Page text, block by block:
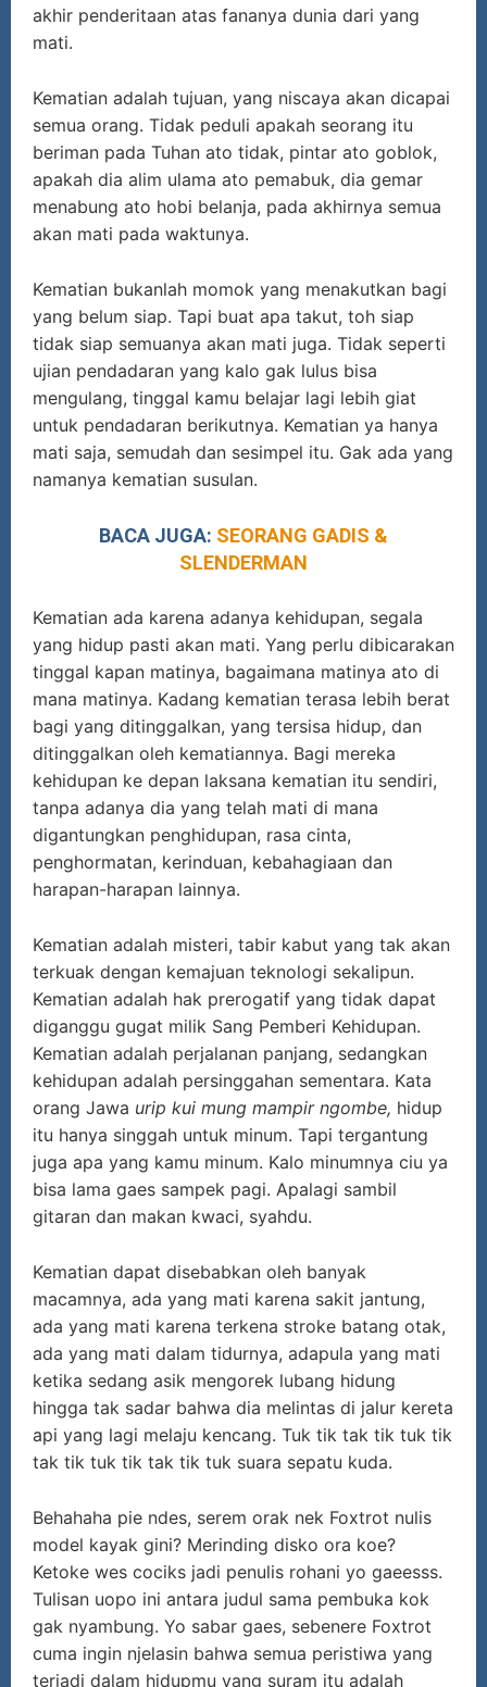
akhir penderitaan atas fananya dunia dari yang
mati.
Kematian adalah tujuan, yang niscaya akan dicapai
semua orang. Tidak peduli apakah seorang itu
beriman pada Tuhan ato tidak, pintar ato goblok,
apakah dia alim ulama ato pemabuk, dia gemar
menabung ato hobi belanja, pada akhirnya semua
akan mati pada waktunya.
Kematian bukanlah momok yang menakutkan bagi
yang belum siap. Tapi buat apa takut, toh siap
tidak siap semuanya akan mati juga. Tidak seperti
ujian pendadaran yang kalo gak lulus bisa
mengulang, tinggal kamu belajar lagi lebih giat
untuk pendadaran berikutnya. Kematian ya hanya
mati saja, semudah dan sesimpel itu. Gak ada yang
namanya kematian susulan.
BACA JUGA: SEORANG GADIS &
SLENDERMAN
Kematian ada karena adanya kehidupan, segala
yang hidup pasti akan mati. Yang perlu dibicarakan
tinggal kapan matinya, bagaimana matinya ato di
mana matinya. Kadang kematian terasa lebih berat
bagi yang ditinggalkan, yang tersisa hidup, dan
ditinggalkan oleh kematiannya. Bagi mereka
kehidupan ke depan laksana kematian itu sendiri,
tanpa adanya dia yang telah mati di mana
digantungkan penghidupan, rasa cinta,
penghormatan, kerinduan, kebahagiaan dan
harapan-harapan lainnya.
Kematian adalah misteri, tabir kabut yang tak akan
terkuak dengan kemajuan teknologi sekalipun.
Kematian adalah hak prerogatif yang tidak dapat
diganggu gugat milik Sang Pemberi Kehidupan.
Kematian adalah perjalanan panjang, sedangkan
kehidupan adalah persinggahan sementara. Kata
orang Jawa urip kui mung mampir ngombe, hidup
itu hanya singgah untuk minum. Tapi tergantung
juga apa yang kamu minum. Kalo minumnya ciu ya
bisa lama gaes sampek pagi. Apalagi sambil
gitaran dan makan kwaci, syahdu.
Kematian dapat disebabkan oleh banyak
macamnya, ada yang mati karena sakit jantung,
ada yang mati karena terkena stroke batang otak,
ada yang mati dalam tidurnya, adapula yang mati
ketika sedang asik mengorek lubang hidung
hingga tak sadar bahwa dia melintas di jalur kereta
api yang lagi melaju kencang. Tuk tik tak tik tuk tik
tak tik tuk tik tak tik tuk suara sepatu kuda.
Behahaha pie ndes, serem orak nek Foxtrot nulis
model kayak gini? Merinding disko ora koe?
Ketoke wes cociks jadi penulis rohani yo gaeesss.
Tulisan uopo ini antara judul sama pembuka kok
gak nyambung. Yo sabar gaes, sebenere Foxtrot
cuma ingin njelasin bahwa semua peristiwa yang
terjadi dalam hidupmu yang suram itu adalah